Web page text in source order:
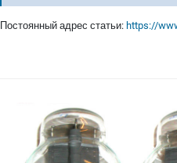
Постоянный адрес статьи: https://